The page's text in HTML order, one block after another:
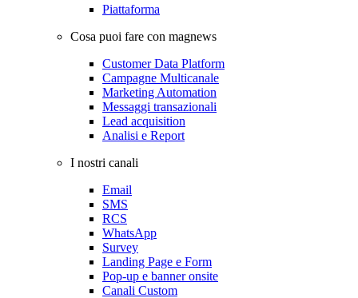
Piattaforma
Cosa puoi fare con magnews
Customer Data Platform
Campagne Multicanale
Marketing Automation
Messaggi transazionali
Lead acquisition
Analisi e Report
I nostri canali
Email
SMS
RCS
WhatsApp
Survey
Landing Page e Form
Pop-up e banner onsite
Canali Custom